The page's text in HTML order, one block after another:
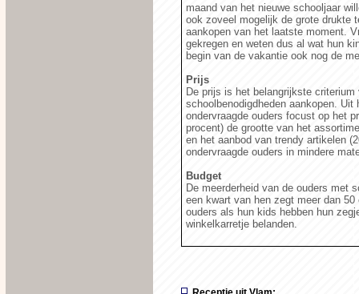
maand van het nieuwe schooljaar
ook zoveel mogelijk de grote drukte
aankopen van het laatste moment.
gekregen en weten dus al wat hun
begin van de vakantie ook nog de
Prijs
De prijs is het belangrijkste
schoolbenodigdheden aankopen.
ondervraagde ouders focust op het
procent) de grootte van het
en het aanbod van trendy artikelen
ondervraagde ouders in mindere
Budget
De meerderheid van de ouders met
een kwart van hen zegt meer dan
ouders als hun kids hebben hun
winkelkarretje belanden.